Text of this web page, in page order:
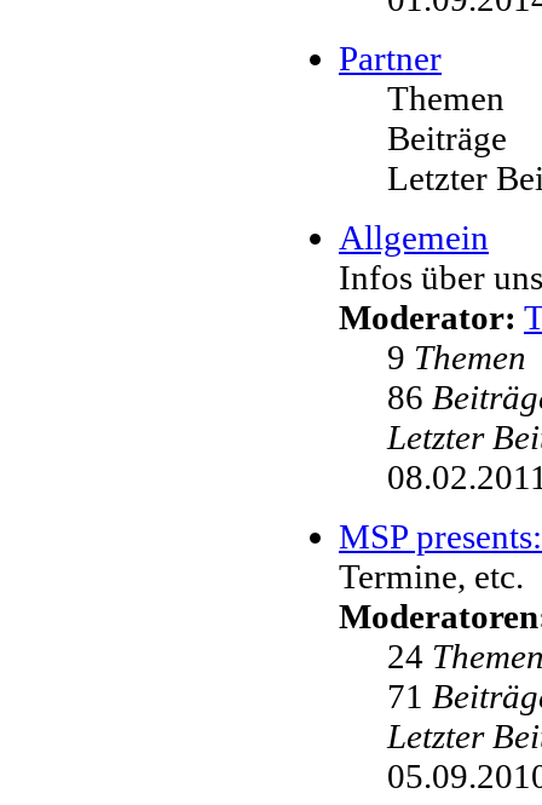
Partner
Themen
Beiträge
Letzter
Allgemein
Infos über
Moderator:
9 Themen
86
Letzter
MSP
Termine, etc.
24
71
Letzter